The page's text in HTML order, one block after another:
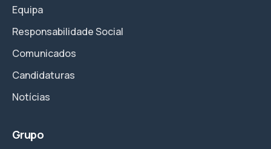
Equipa
Responsabilidade Social
Comunicados
Candidaturas
Notícias
Grupo